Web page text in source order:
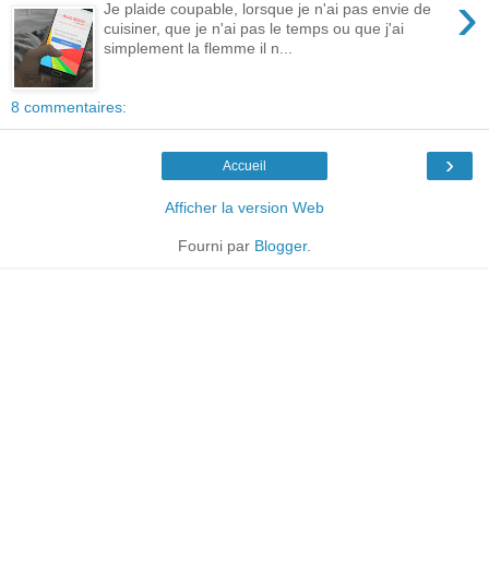
›
Je plaide coupable, lorsque je n'ai pas envie de
cuisiner, que je n'ai pas le temps ou que j'ai
simplement la flemme il n...
8 commentaires:
›
Accueil
Afficher la version Web
Fourni par Blogger.